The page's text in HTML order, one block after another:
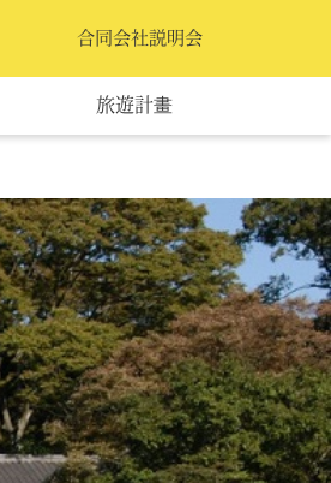
旅遊計畫
合同会社説明会